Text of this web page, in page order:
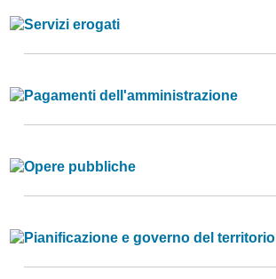
Servizi erogati
Pagamenti dell'amministrazione
Opere pubbliche
Pianificazione e governo del territorio